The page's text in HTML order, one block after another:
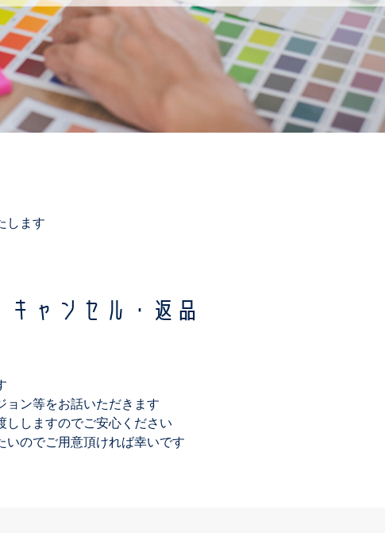
します
ャンセル・返品
ョン等をお話いただきます
ししますのでご安心ください
いのでご用意頂ければ幸いです